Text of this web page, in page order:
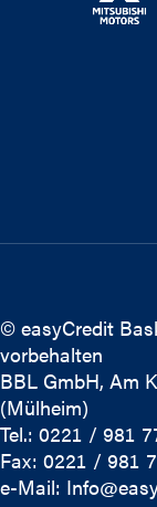
© easyCredit
vorbehalten
BBL GmbH, Am
(Mülheim)
Tel.: 0221 / 981
Fax: 0221 / 981
e-Mail: